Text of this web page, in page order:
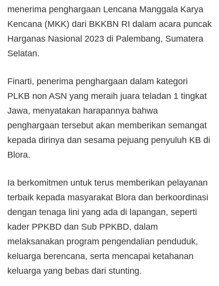
menerima penghargaan Lencana Manggala Karya
Kencana (MKK) dari BKKBN RI dalam acara puncak
Harganas Nasional 2023 di Palembang, Sumatera
Selatan.
Finarti, penerima penghargaan dalam kategori
PLKB non ASN yang meraih juara teladan 1 tingkat
Jawa, menyatakan harapannya bahwa
penghargaan tersebut akan memberikan semangat
kepada dirinya dan sesama pejuang penyuluh KB di
Blora.
Ia berkomitmen untuk terus memberikan pelayanan
terbaik kepada masyarakat Blora dan berkoordinasi
dengan tenaga lini yang ada di lapangan, seperti
kader PPKBD dan Sub PPKBD, dalam
melaksanakan program pengendalian penduduk,
keluarga berencana, serta mencapai ketahanan
keluarga yang bebas dari stunting.